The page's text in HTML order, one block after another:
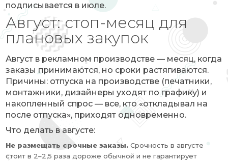
подписывается в июле.
Август: стоп-месяц для
плановых закупок
Август в рекламном производстве — месяц, когда
заказы принимаются, но сроки растягиваются.
Причины: отпуска на производстве (печатники,
монтажники, дизайнеры уходят по графику) и
накопленный спрос — все, кто «откладывал на
после отпуска», приходят одновременно.
Что делать в августе:
Не размещать срочные заказы. Срочность в августе
стоит в 2–2,5 раза дороже обычной и не гарантирует